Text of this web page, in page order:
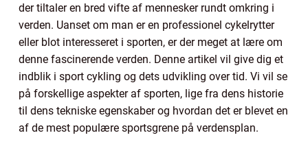
der tiltaler en bred vifte af mennesker rundt omkring i
verden. Uanset om man er en professionel cykelrytter
eller blot interesseret i sporten, er der meget at lære om
denne fascinerende verden. Denne artikel vil give dig et
indblik i sport cykling og dets udvikling over tid. Vi vil se
på forskellige aspekter af sporten, lige fra dens historie
til dens tekniske egenskaber og hvordan det er blevet en
af de mest populære sportsgrene på verdensplan.